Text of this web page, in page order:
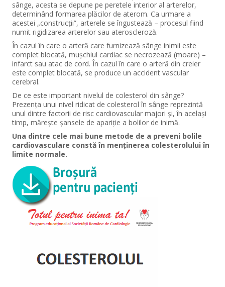
sânge, acesta se depune pe peretele interior al arterelor,
determinând formarea plăcilor de aterom. Ca urmare a
acestei „construcţii”, arterele se îngustează – procesul fiind
numit rigidizarea arterelor sau ateroscleroză.
În cazul în care o arteră care furnizează sânge inimii este
complet blocată, muşchiul cardiac se necrozează (moare) –
infarct sau atac de cord. În cazul în care o arteră din creier
este complet blocată, se produce un accident vascular
cerebral.
De ce este important nivelul de colesterol din sânge?
Prezenţa unui nivel ridicat de colesterol în sânge reprezintă
unul dintre factorii de risc cardiovascular majori şi, în acelaşi
timp, măreşte şansele de apariţie a bolilor de inimă.
Una dintre cele mai bune metode de a preveni bolile
cardiovasculare constă în menţinerea colesterolului în
limite normale.